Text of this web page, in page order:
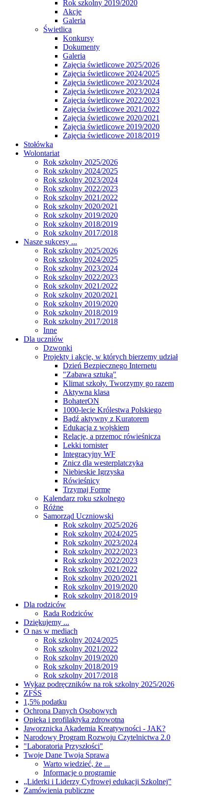
Rok szkolny 2019/2020
Akcje
Galeria
Świetlica
Konkursy
Dokumenty
Galeria
Zajęcia świetlicowe 2025/2026
Zajęcia świetlicowe 2024/2025
Zajęcia świetlicowe 2023/2024
Zajęcia świetlicowe 2023/2024
Zajęcia świetlicowe 2022/2023
Zajęcia świetlicowe 2021/2022
Zajęcia świetlicowe 2020/2021
Zajęcia świetlicowe 2019/2020
Zajęcia świetlicowe 2018/2019
Stołówka
Wolontariat
Rok szkolny 2025/2026
Rok szkolny 2024/2025
Rok szkolny 2023/2024
Rok szkolny 2022/2023
Rok szkolny 2021/2022
Rok szkolny 2020/2021
Rok szkolny 2019/2020
Rok szkolny 2018/2019
Rok szkolny 2017/2018
Nasze sukcesy ...
Rok szkolny 2025/2026
Rok szkolny 2024/2025
Rok szkolny 2023/2024
Rok szkolny 2022/2023
Rok szkolny 2021/2022
Rok szkolny 2020/2021
Rok szkolny 2019/2020
Rok szkolny 2018/2019
Rok szkolny 2017/2018
Inne
Dla uczniów
Dzwonki
Projekty i akcje, w których bierzemy udział
Dzień Bezpiecznego Internetu
"Zabawa sztuką"
Klimat szkoły. Tworzymy go razem
Aktywna klasa
BohaterON
1000-lecie Królestwa Polskiego
Bądź aktywny z Kuratorem
Edukacja z wojskiem
Relacje, a przemoc rówieśnicza
Lekki tornister
Integracyjny WF
Znicz dla westerplatczyka
Niebieskie Igrzyska
Rówieśnicy
Trzymaj Formę
Kalendarz roku szkolnego
Różne
Samorząd Uczniowski
Rok szkolny 2025/2026
Rok szkolny 2024/2025
Rok szkolny 2023/2024
Rok szkolny 2022/2023
Rok szkolny 2022/2023
Rok szkolny 2021/2022
Rok szkolny 2020/2021
Rok szkolny 2019/2020
Rok szkolny 2018/2019
Dla rodziców
Rada Rodziców
Dziękujemy ...
O nas w mediach
Rok szkolny 2024/2025
Rok szkolny 2021/2022
Rok szkolny 2019/2020
Rok szkolny 2018/2019
Rok szkolny 2017/2018
Wykaz podręczników na rok szkolny 2025/2026
ZFŚS
1,5% podatku
Ochrona Danych Osobowych
Opieka i profilaktyka zdrowotna
Jaworznicka Akademia Kreatywności - JAK?
Narodowy Program Rozwoju Czytelnictwa 2.0
"Laboratoria Przyszłości"
Twoje Dane Twoja Sprawa
Warto wiedzieć, że ...
Informacje o programie
„Liderki i Liderzy Cyfrowej edukacji Szkolnej”
Zamówienia publiczne